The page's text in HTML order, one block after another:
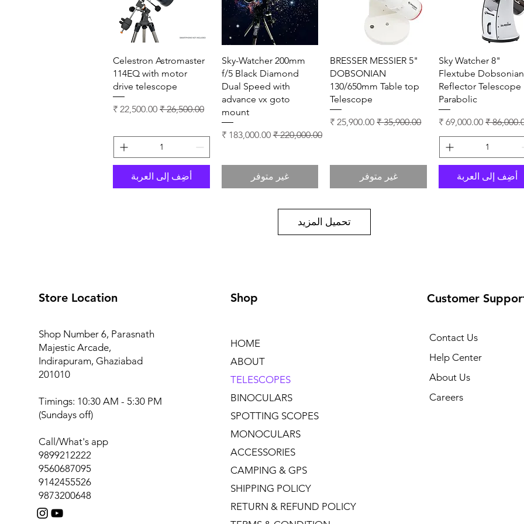
العرض السريع
Sky Watcher 8"
Flextube Dobsonian
Reflector Telescope
Parabolic
عادي
سعر البيع
أضِف إلى العربة
العرض السريع
BRESSER MESSIER 5"
DOBSONIAN
130/650mm Table top
Telescope
سعر عادي‏35,900.00 ₹ سعر البيع
غير متوفر
العرض السريع
Sky-Watcher 200mm
f/5 Black Diamond
Dual Speed with
advance vx goto
mount
سعر عادي‏220,000.00 ₹ سعر البيع‏183,000.00 ₹
غير متوفر
العرض السريع
Celestron Astromaster
114EQ with motor
drive telescope
سعر عادي
سعر البيع
أضِف إلى العربة
تحميل المزيد
Store Location
Shop Number 6, Parasnath
Majestic Arcade,
Indirapuram, Ghaziabad
201010
Timings: 10:30 AM - 5:30 PM
(Sundays off)
Call/What's app
9899212222
9560687095
9142455526
9873200648
Shop
HOME
ABOUT
TELESCOPES
BINOCULARS
SPOTTING SCOPES
MONOCULARS
ACCESSORIES
CAMPING & GPS
SHIPPING POLICY
RETURN & REFUND POLICY
Customer
Contact Us
Help Center
About Us
Careers